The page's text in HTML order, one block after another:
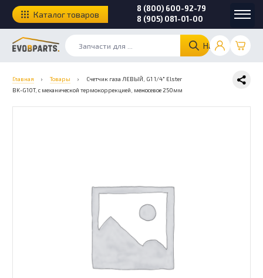
Найти
8 (800) 600-92-79
8 (905) 081-01-00
Каталог товаров
Главная › Товары ›
Счетчик газа ЛЕВЫЙ, G1 1/4″ Elster
BK-G10T, с механической термокоррекцией, межосевое 250мм